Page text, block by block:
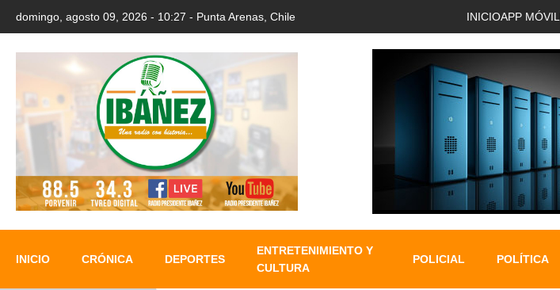
domingo, agosto 09, 2026 - 10:27 - Punta Arenas, Chile INICIOAPP MÓVIL
INICIO CRÓNICA DEPORTES
ENTRETENIMIENTO Y
CULTURA
POLICIAL POLÍTICA